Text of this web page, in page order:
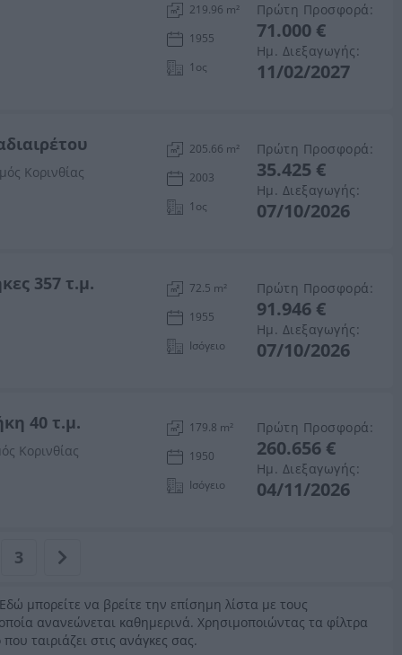
219.96 m²
1955
1ος
Πρώτη Προσφορά:
71.000 €
Ημ. Διεξαγωγής:
11/02/2027
Κορινθίας
205.66 m²
2003
1ος
Πρώτη Προσφορά:
35.425 €
Ημ. Διεξαγωγής:
07/10/2026
357 τ.μ.
72.5 m²
1955
Ισόγειο
Πρώτη Προσφορά:
91.946 €
Ημ. Διεξαγωγής:
07/10/2026
40 τ.μ.
Κορινθίας
179.8 m²
1950
Ισόγειο
Πρώτη Προσφορά:
260.656 €
Ημ. Διεξαγωγής:
04/11/2026
3
μπορείτε να βρείτε την επίσημη λίστα με τους
ανανεώνεται καθημερινά. Χρησιμοποιώντας τα φίλτρα
ταιριάζει στις ανάγκες σας.